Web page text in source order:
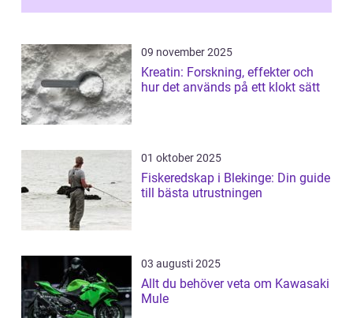
09 november 2025
Kreatin: Forskning, effekter och
hur det används på ett klokt sätt
01 oktober 2025
Fiskeredskap i Blekinge: Din guide
till bästa utrustningen
03 augusti 2025
Allt du behöver veta om Kawasaki
Mule